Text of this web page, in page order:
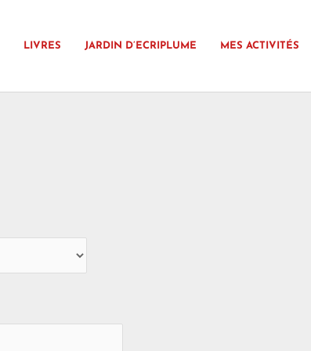
LIVRES JARDIN D’ECRIPLUME MES ACTIVITÉS